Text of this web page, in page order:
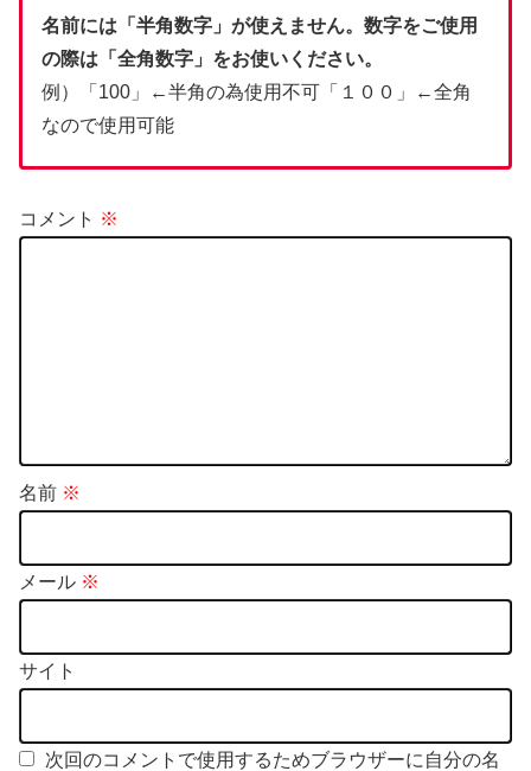
名前には「半角数字」が使えません。数字をご使用
の際は「全角数字」をお使いください。
例）「100」←半角の為使用不可「１００」←全角
なので使用可能
コメント ※
名前 ※
メール ※
サイト
次回のコメントで使用するためブラウザーに自分の名